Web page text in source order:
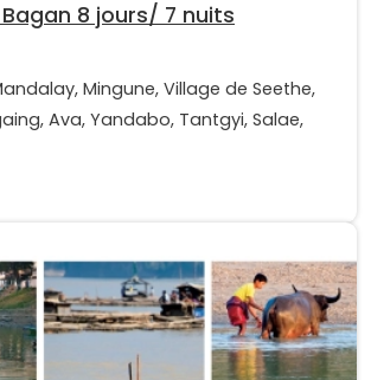
8 jours/ 7 nuits
Mingune, Village de Seethe,
Ava, Yandabo, Tantgyi, Salae,